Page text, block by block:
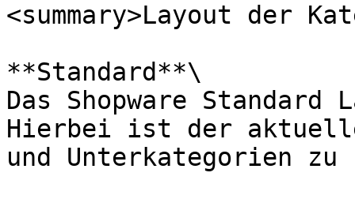
<summary>Layout der
**Standard**\
Das Shopware Standard
Hierbei ist der
und Unterkategorien zu